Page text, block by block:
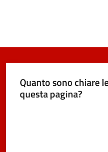
Quanto sono chiare
questa pagina?